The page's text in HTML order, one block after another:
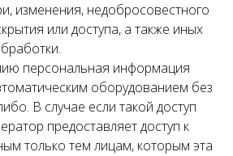
изменения, недобросовестного
или доступа, а также иных
персональная информация
оборудованием без
В случае если такой доступ
предоставляет доступ к
только тем лицам, которым эта